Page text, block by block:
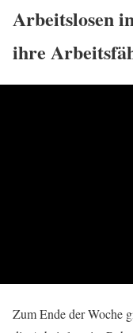
Arbeitslosen
ihre
Zum Ende der Woche